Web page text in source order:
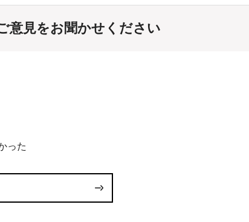
意見をお聞かせください
った